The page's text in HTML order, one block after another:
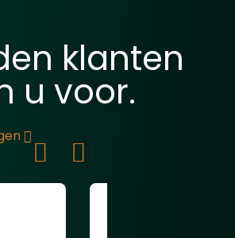
klanten
u voor.